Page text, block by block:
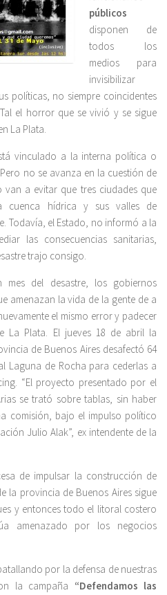
públicos
disponen de
todos los
medios para
invisibilizar
políticas, no siempre coincidentes
el horror que se vivió y se sigue
La Plata.
vinculado a la interna política o
no se avanza en la cuestión de
a evitar que tres ciudades que
cuenca hídrica y sus valles de
Todavía, el Estado, no informó a la
las consecuencias sanitarias,
trajo consigo.
del desastre, los gobiernos
amenazan la vida de la gente de a
el mismo error y padecer
La Plata. El jueves 18 de abril la
de Buenos Aires desafectó 64
Laguna de Rocha para cederlas a
“El proyecto presentado por el
se trató sobre tablas, sin haber
comisión, bajo el impulso político
Julio Alak”, ex intendente de la
de impulsar la construcción de
la provincia de Buenos Aires sigue
y entonces todo el litoral costero
amenazado por los negocios
por la defensa de nuestras
la campaña “Defendamos las